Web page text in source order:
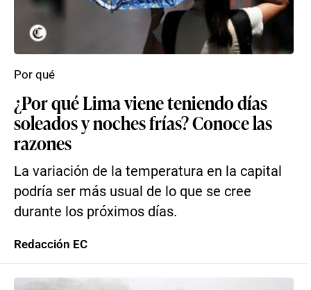
¿Por qué Lima viene teniendo días
soleados y noches frías? Conoce las
razones
La variación de la temperatura en la capital
podría ser más usual de lo que se cree
durante los próximos días.
Por qué
Redacción EC